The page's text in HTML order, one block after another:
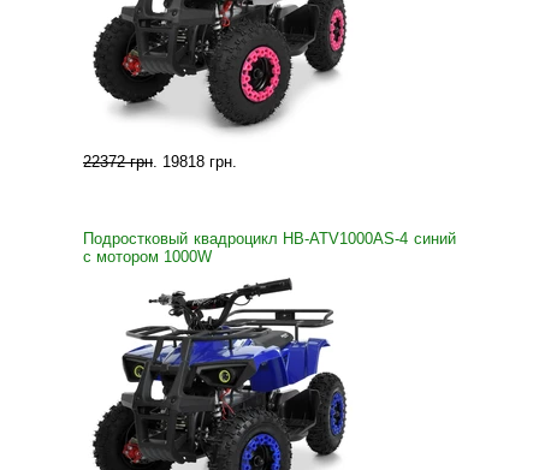
22372 грн. 19818 грн.
Подростковый квадроцикл HB-ATV1000AS-4 синий
с мотором 1000W